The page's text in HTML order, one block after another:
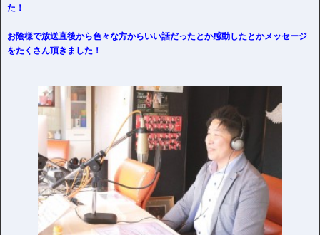
た！
お陰様で放送直後から色々な方からいい話だったとか感動したとかメッセージ
をたくさん頂きました！